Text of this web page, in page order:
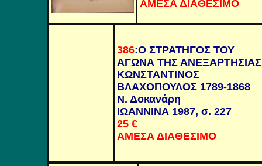
ΑΜΕΣΑ ΔΙΑΘΕΣΙΜΟ
386:Ο ΣΤΡΑΤΗΓΟΣ ΤΟΥ
ΑΓΩΝΑ ΤΗΣ ΑΝΕΞΑΡΤΗΣΙΑΣ
ΚΩΝΣΤΑΝΤΙΝΟΣ
ΒΛΑΧΟΠΟΥΛΟΣ 1789-1868
Ν. Δοκανάρη
ΙΩΑΝΝΙΝΑ 1987, σ. 227
25€
ΑΜΕΣΑ ΔΙΑΘΕΣΙΜΟ